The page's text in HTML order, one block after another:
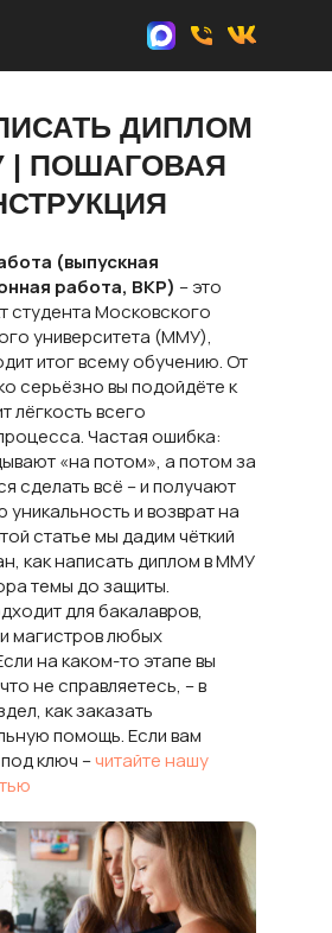
ДИПЛОМ
| ПОШАГОВАЯ
(выпускная
работа, ВКР) – это
студента Московского
университета (ММУ),
итог всему обучению. От
серьёзно вы подойдёте к
лёгкость всего
Частая ошибка:
«на потом», а потом за
сделать всё – и получают
уникальность и возврат на
статье мы дадим чёткий
как написать диплом в ММУ
темы до защиты.
для бакалавров,
магистров любых
на каком-то этапе вы
не справляетесь, – в
как заказать
помощь. Если вам
ключ –читайте нашу